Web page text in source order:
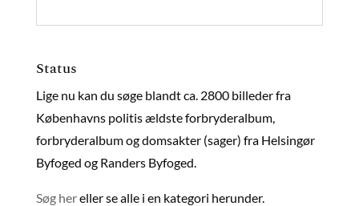
Status
Lige nu kan du søge blandt ca. 2800 billeder fra
Københavns politis ældste forbryderalbum,
forbryderalbum og domsakter (sager) fra Helsingør
Byfoged og Randers Byfoged.
Søg hereller se alle i en kategori herunder.